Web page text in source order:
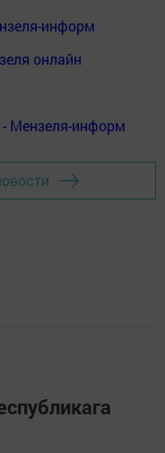
информ
онлайн
Мензеля-информ